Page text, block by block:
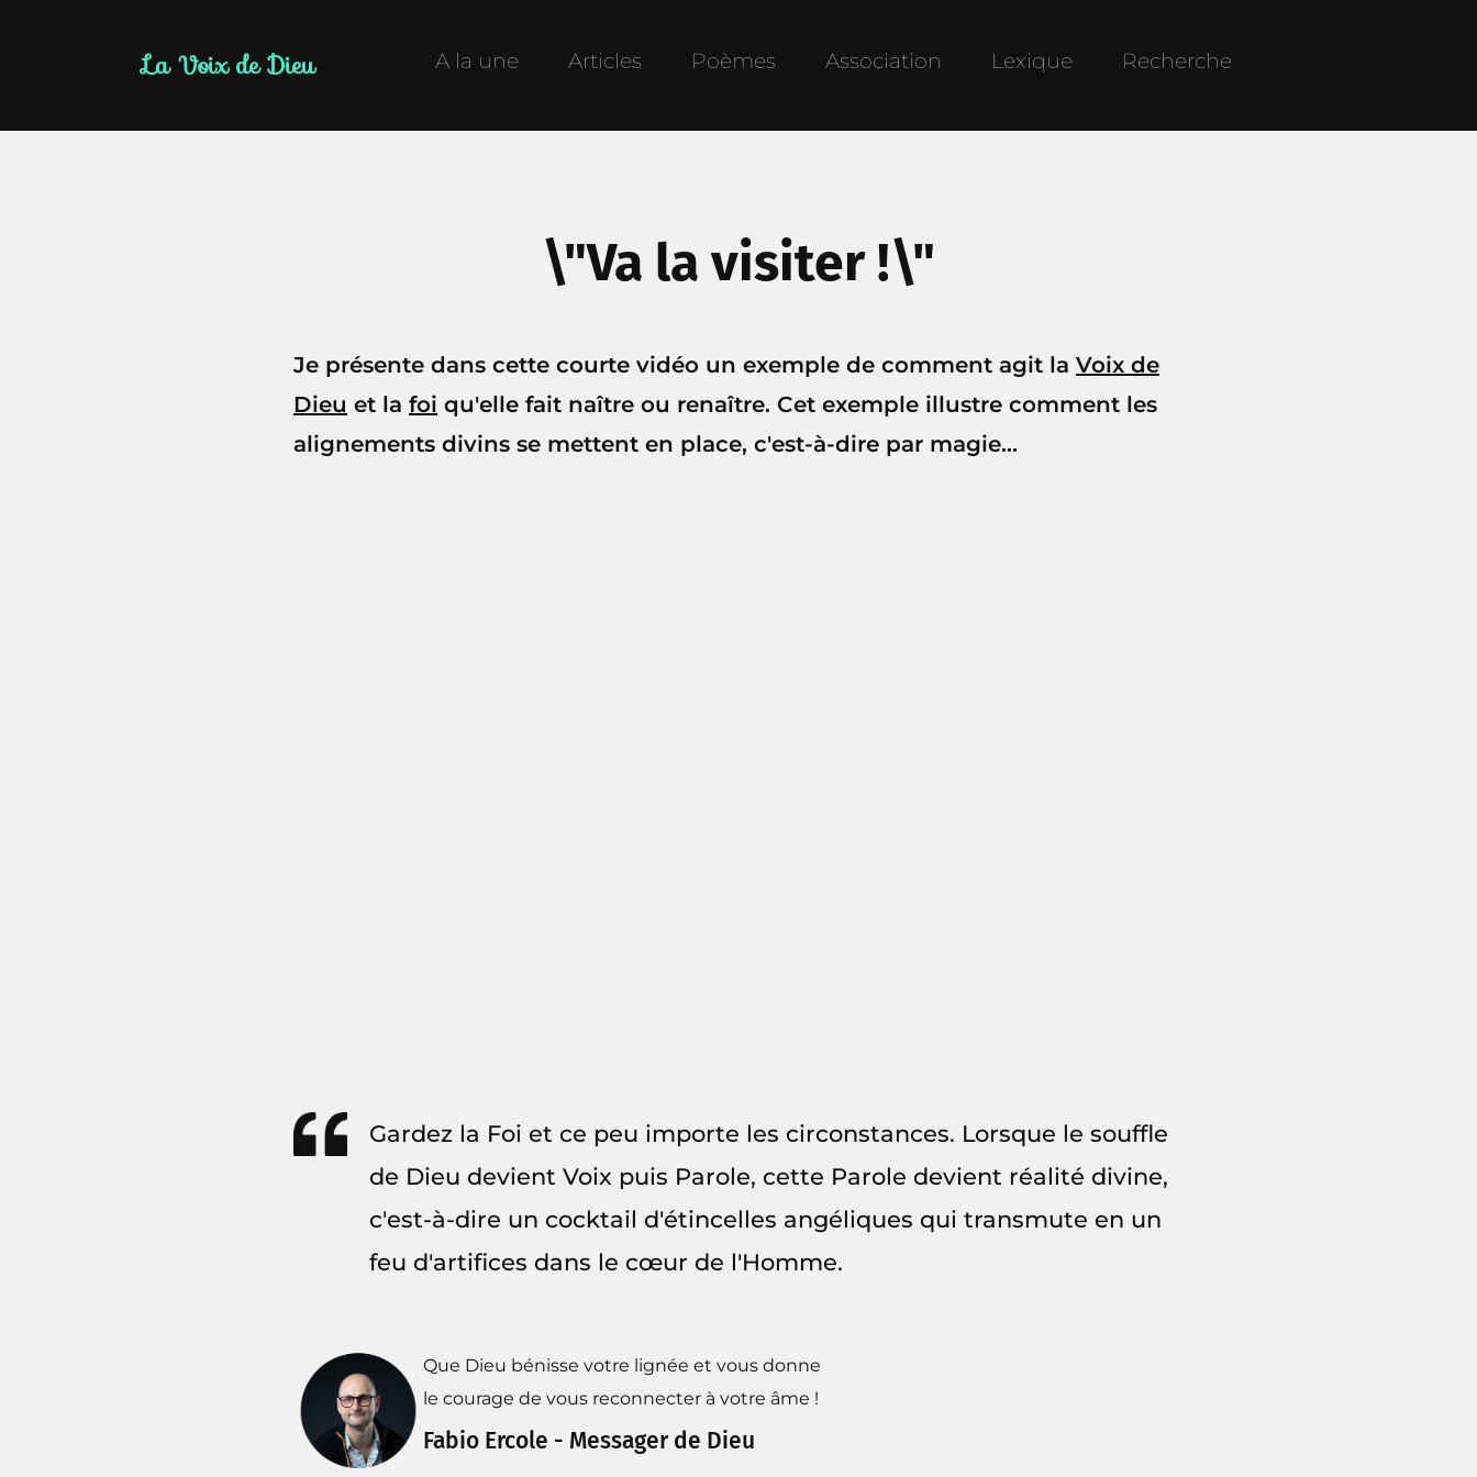
La Voix de Dieu A la une Articles Poèmes Association Lexique Recherche
\"Va la visiter !\"
Je présente dans cette courte vidéo un exemple de comment agit la Voix de
Dieu et la foi qu'elle fait naître ou renaître. Cet exemple illustre comment les
alignements divins se mettent en place, c'est-à-dire par magie...
Gardez la Foi et ce peu importe les circonstances. Lorsque le souffle
de Dieu devient Voix puis Parole, cette Parole devient réalité divine,
c'est-à-dire un cocktail d'étincelles angéliques qui transmute en un
feu d'artifices dans le cœur de l'Homme.
Que Dieu bénisse votre lignée et vous donne
le courage de vous reconnecter à votre âme !
Fabio Ercole - Messager de Dieu